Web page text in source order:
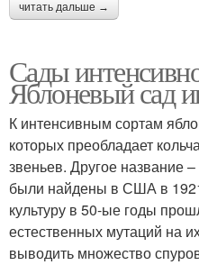
читать дальше →
Сады
Яблоневый сад
К интенсивным сортам
которых преобладает
звеньев. Другое название
были найдены в США в
культуру в 50-ые годы
естественных мутаций на
выводить множество